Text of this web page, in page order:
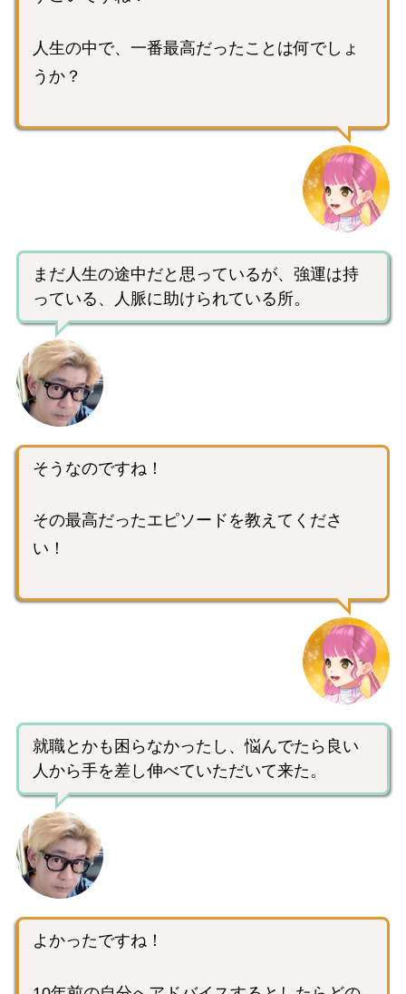
人生の中で、一番最高だったことは何でしょ
うか？
まだ人生の途中だと思っているが、強運は持
っている、人脈に助けられている所。
そうなのですね！
その最高だったエピソードを教えてくださ
い！
就職とかも困らなかったし、悩んでたら良い
人から手を差し伸べていただいて来た。
よかったですね！